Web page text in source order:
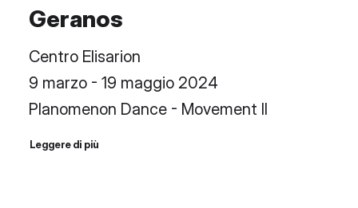
Geranos
Centro Elisarion
9 marzo - 19 maggio 2024
Planomenon Dance - Movement II
Leggere di più